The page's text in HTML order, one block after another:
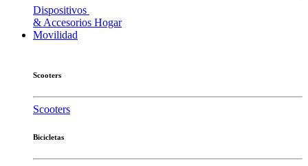
Dispositivos
& Accesorios Hogar
Movilidad
Scooters
Scooters
Bicicletas